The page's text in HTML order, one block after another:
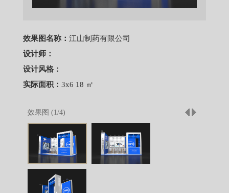
效果图名称： 江山制药有限公司
设计师：
设计风格：
实际面积： 3x6 18 ㎡
效果图 (1/4)